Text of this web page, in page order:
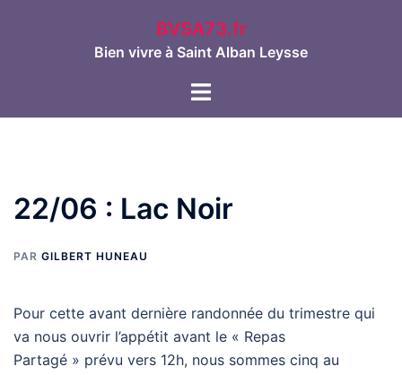
BVSA73.fr
Bien vivre à Saint Alban Leysse
Ouvrir/fermer
22/06 : Lac Noir
PAR GILBERT HUNEAU
Pour cette avant dernière randonnée du trimestre qui
va nous ouvrir l’appétit avant le « Repas
Partagé » prévu vers 12h, nous sommes cinq au